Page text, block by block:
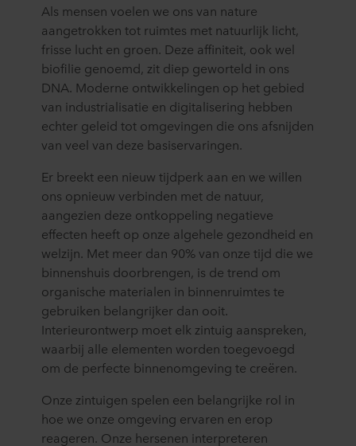
Als mensen voelen we ons van nature
aangetrokken tot ruimtes met natuurlijk licht,
frisse lucht en groen. Deze affiniteit, ook wel
biofilie genoemd, zit diep geworteld in ons
DNA. Moderne ontwikkelingen op het gebied
van industrialisatie en digitalisering hebben
echter geleid tot omgevingen die ons afsnijden
van veel van deze basiservaringen.
Er breekt een nieuw tijdperk aan en we willen
ons opnieuw verbinden met de natuur,
aangezien deze ontkoppeling negatieve
effecten heeft op onze algehele gezondheid en
welzijn. Met meer dan 90% van onze tijd die we
binnenshuis doorbrengen, is de trend om
organische materialen in binnenruimtes te
gebruiken belangrijker dan ooit.
Interieurontwerp moet elk zintuig aanspreken,
waarbij alle elementen worden toegevoegd
om de perfecte binnenomgeving te creëren.
Onze zintuigen spelen een belangrijke rol in
hoe we onze omgeving ervaren en erop
reageren. Onze hersenen interpreteren